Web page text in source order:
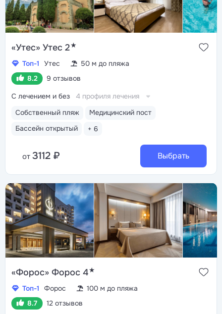
«Утес» Утес 2★
Топ-1 Утес
50 м до пляжа
8.2
9 отзывов
Собственный пляж
Медицинский пост
Бассейн открытый
+ 6
С лечением и без 4 профиля лечения
от 3112 ₽ Выбрать
«Форос» Форос 4★
Топ-1 Форос
100 м до пляжа
8.7
12 отзывов